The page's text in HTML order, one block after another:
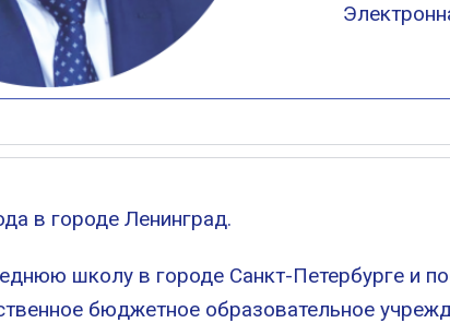
в городе Ленинград.
школу в городе Санкт-Петербурге и
бюджетное образовательное